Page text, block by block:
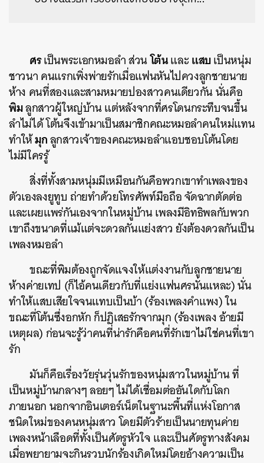
ศรเป็นพระเอกหมอลำ ส่วนโต้นและแสบเป็นหนุ่ม
ชาวนา คนแรกเพิ่งพ่ายรักเมื่อแฟนหันไปควงลูกชายนาย
ห้าง คนที่สองและสามหมายปองสาวคนเดียวกัน นั่นคือ
พิมลูกสาวผู้ใหญ่บ้าน แต่หลังจากที่ศรโดนกระทืบจนขึ้น
ลำไม่ได้ โต้นจึงเข้ามาเป็นสมาชิกคณะหมอลำคนใหม่แทน
ทำให้มุกลูกสาวเจ้าของคณะหมอลำแอบชอบโต้นโดย
ไม่มีใครรู้
สิ่งที่ทั้งสามหนุ่มมีเหมือนกันคือพวกเขาทำเพลงของ
ตัวเองลงยูทูบ ถ่ายทำด้วยโทรศัพท์มือถือ จัดฉากตัดต่อ
และเผยแพร่กันเองจากในหมู่บ้าน เพลงมีอิทธิพลกับพวก
เขาถึงขนาดที่แม้แต่จะดวลกันแย่งสาว ยังต้องดวลกันเป็น
เพลงหมอลำ
ขณะที่พิมต้องถูกจัดแจงให้แต่งงานกับลูกชายนาย
ห้างค่ายเทป (ก็ไอ้คนเดียวกับที่แย่งแฟนศรนั่นแหละ) นั่น
ทำให้แสบเสียใจจนแทบเป็นบ้า (ร้องเพลงคำแพง) ใน
ขณะที่โต้นซึ่งอกหัก ก็ปฏิเสธรักจากมุก (ร้องเพลง อ้ายมี
เหตุผล) ก่อนจะรู้ว่าคนที่น่ารักคือคนที่รักเขาไม่ใช่คนที่เขา
รัก
มันก็คือเรื่องวัยรุ่นวุ่นรักของหนุ่มสาวในหมู่บ้าน ที่
เป็นหมู่บ้านกลางๆ ลอยๆ ไม่ได้เชื่อมต่ออันใดกับโลก
ภายนอก นอกจากอินเตอร์เน็ตในฐานะพื้นที่แห่งโอกาส
ชนิดใหม่ของคนหนุ่มสาว โดยมีตัวร้ายเป็นนายทุนค่าย
เพลงหน้าเลือดที่ทั้งเป็นศัตรูหัวใจ และเป็นศัตรูทางสังคม
เมื่อพยายามจะกินรวบนักร้องเกิดใหม่โดยอ้างความเป็น